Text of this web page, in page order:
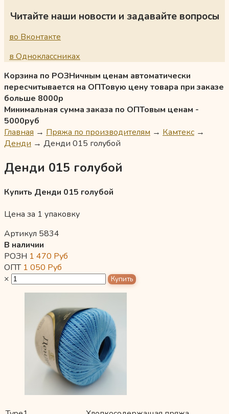
Читайте наши новости и задавайте вопросы
во Вконтакте
в Одноклассниках
Корзина по РОЗНичным ценам автоматически
пересчитывается на ОПТовую цену товара при заказе
больше 8000р
Минимальная сумма заказа по ОПТовым ценам -
5000руб
Главная → Пряжа по производителям → Камтекс →
Денди → Денди 015 голубой
Денди 015 голубой
Купить Денди 015 голубой
Цена за 1 упаковку
Артикул 5834
В наличии
РОЗН 1 470 Руб
ОПТ 1 050 Руб
×